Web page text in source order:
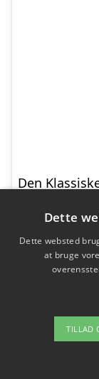
Gå til
Dette
Dette websted
at bruge
TILLAD